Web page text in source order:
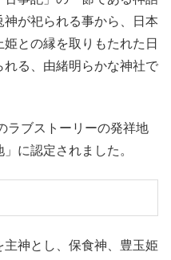
神が祀られる事から、日本
との縁を取りもたれた日
る、由緒明らかな神社で
ラブストーリーの発祥地
に認定されました。
神とし、保食神、豊玉姫